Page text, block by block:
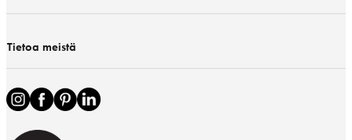
Tietoa meistä